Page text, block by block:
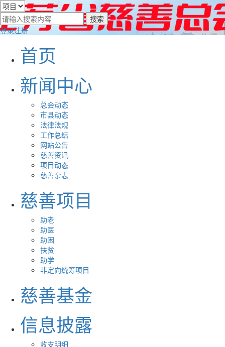
登录注册
首页
新闻中心
总会动态
市县动态
法律法规
工作总结
网站公告
慈善资讯
项目动态
慈善杂志
慈善项目
助老
助医
助困
扶贫
助学
非定向统筹项目
慈善基金
信息披露
收支明细